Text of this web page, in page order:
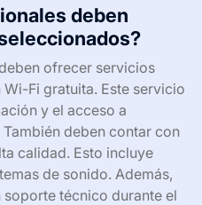
deben
ofrecer servicios
Fi gratuita. Este servicio
y el acceso a
deben contar con
calidad. Esto incluye
de sonido. Además,
técnico durante el